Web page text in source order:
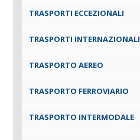
TRASPORTI ECCEZIONALI
TRASPORTI INTERNAZIONALI
TRASPORTO AEREO
TRASPORTO FERROVIARIO
TRASPORTO INTERMODALE